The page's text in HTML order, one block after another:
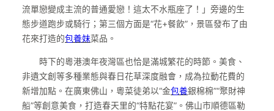
流單戀變成主流的普通愛戀！這太不水瓶座了！」旁邊的生
態步道跑步或騎行；第三個方面是“花+餐飲”，景區發布了由
花來打造的包養妹菜品。
時下的粵港澳年夜灣區也恰是滿城繁花的時節。美食、
非遺文創等多種業態與春日花草深度融會，成為拉動花費的
新增加點。在廣東佛山，粵菜徒弟以“金包養銀棉棉”“聚財神
船”等創意美食，打造春天里的“特點花宴”。佛山市順德區勒